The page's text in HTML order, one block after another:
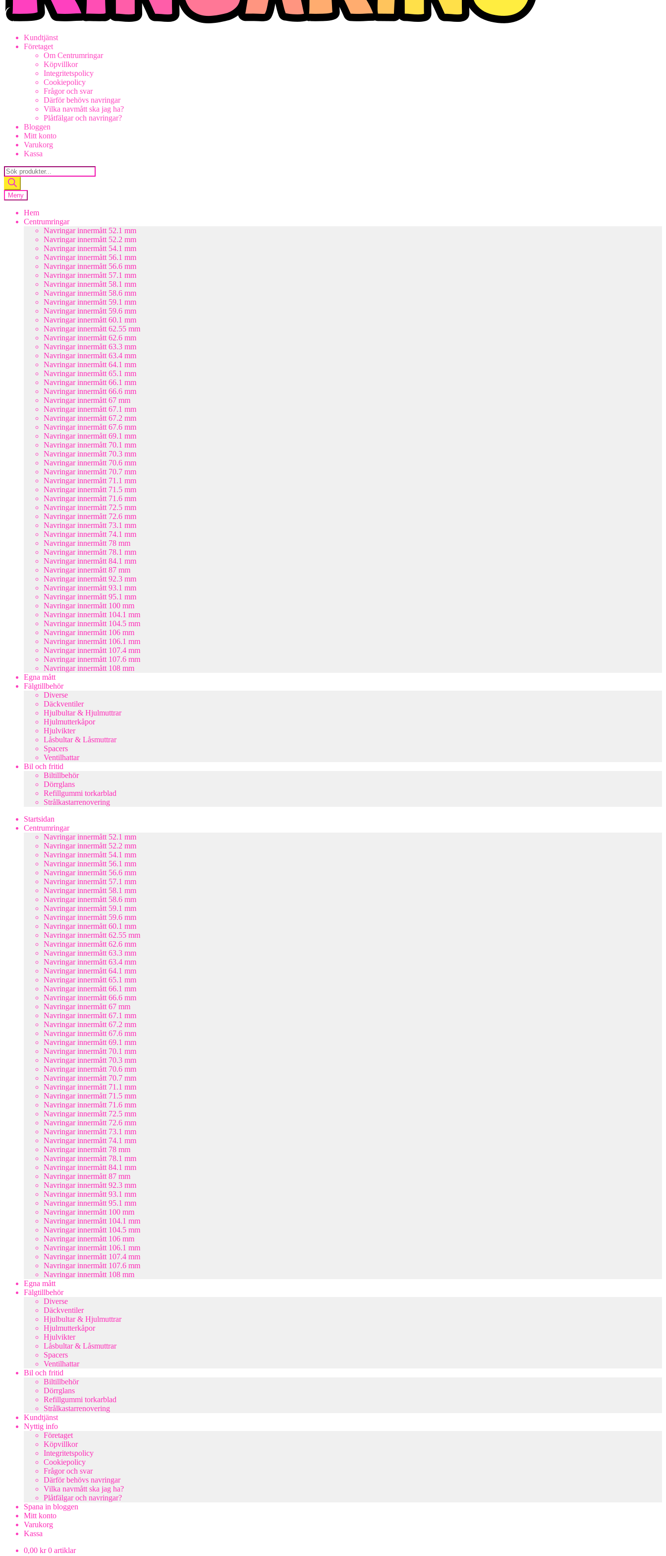
Kundtjänst
Företaget
Om Centrumringar
Köpvillkor
Integritetspolicy
Cookiepolicy
Frågor och svar
Därför behövs navringar
Vilka navmått ska jag ha?
Plåtfälgar och navringar?
Bloggen
Mitt konto
Varukorg
Kassa
Products
search
Meny
Hem
Centrumringar
Navringar innermått 52.1 mm
Navringar innermått 52.2 mm
Navringar innermått 54.1 mm
Navringar innermått 56.1 mm
Navringar innermått 56.6 mm
Navringar innermått 57.1 mm
Navringar innermått 58.1 mm
Navringar innermått 58.6 mm
Navringar innermått 59.1 mm
Navringar innermått 59.6 mm
Navringar innermått 60.1 mm
Navringar innermått 62.55 mm
Navringar innermått 62.6 mm
Navringar innermått 63.3 mm
Navringar innermått 63.4 mm
Navringar innermått 64.1 mm
Navringar innermått 65.1 mm
Navringar innermått 66.1 mm
Navringar innermått 66.6 mm
Navringar innermått 67 mm
Navringar innermått 67.1 mm
Navringar innermått 67.2 mm
Navringar innermått 67.6 mm
Navringar innermått 69.1 mm
Navringar innermått 70.1 mm
Navringar innermått 70.3 mm
Navringar innermått 70.6 mm
Navringar innermått 70.7 mm
Navringar innermått 71.1 mm
Navringar innermått 71.5 mm
Navringar innermått 71.6 mm
Navringar innermått 72.5 mm
Navringar innermått 72.6 mm
Navringar innermått 73.1 mm
Navringar innermått 74.1 mm
Navringar innermått 78 mm
Navringar innermått 78.1 mm
Navringar innermått 84.1 mm
Navringar innermått 87 mm
Navringar innermått 92.3 mm
Navringar innermått 93.1 mm
Navringar innermått 95.1 mm
Navringar innermått 100 mm
Navringar innermått 104.1 mm
Navringar innermått 104.5 mm
Navringar innermått 106 mm
Navringar innermått 106.1 mm
Navringar innermått 107.4 mm
Navringar innermått 107.6 mm
Navringar innermått 108 mm
Egna mått
Fälgtillbehör
Diverse
Däckventiler
Hjulbultar & Hjulmuttrar
Hjulmutterkåpor
Hjulvikter
Låsbultar & Låsmuttrar
Spacers
Ventilhattar
Bil och fritid
Biltillbehör
Dörrglans
Refillgummi torkarblad
Strålkastarrenovering
Startsidan
Centrumringar
Navringar innermått 52.1 mm
Navringar innermått 52.2 mm
Navringar innermått 54.1 mm
Navringar innermått 56.1 mm
Navringar innermått 56.6 mm
Navringar innermått 57.1 mm
Navringar innermått 58.1 mm
Navringar innermått 58.6 mm
Navringar innermått 59.1 mm
Navringar innermått 59.6 mm
Navringar innermått 60.1 mm
Navringar innermått 62.55 mm
Navringar innermått 62.6 mm
Navringar innermått 63.3 mm
Navringar innermått 63.4 mm
Navringar innermått 64.1 mm
Navringar innermått 65.1 mm
Navringar innermått 66.1 mm
Navringar innermått 66.6 mm
Navringar innermått 67 mm
Navringar innermått 67.1 mm
Navringar innermått 67.2 mm
Navringar innermått 67.6 mm
Navringar innermått 69.1 mm
Navringar innermått 70.1 mm
Navringar innermått 70.3 mm
Navringar innermått 70.6 mm
Navringar innermått 70.7 mm
Navringar innermått 71.1 mm
Navringar innermått 71.5 mm
Navringar innermått 71.6 mm
Navringar innermått 72.5 mm
Navringar innermått 72.6 mm
Navringar innermått 73.1 mm
Navringar innermått 74.1 mm
Navringar innermått 78 mm
Navringar innermått 78.1 mm
Navringar innermått 84.1 mm
Navringar innermått 87 mm
Navringar innermått 92.3 mm
Navringar innermått 93.1 mm
Navringar innermått 95.1 mm
Navringar innermått 100 mm
Navringar innermått 104.1 mm
Navringar innermått 104.5 mm
Navringar innermått 106 mm
Navringar innermått 106.1 mm
Navringar innermått 107.4 mm
Navringar innermått 107.6 mm
Navringar innermått 108 mm
Egna mått
Fälgtillbehör
Diverse
Däckventiler
Hjulbultar & Hjulmuttrar
Hjulmutterkåpor
Hjulvikter
Låsbultar & Låsmuttrar
Spacers
Ventilhattar
Bil och fritid
Biltillbehör
Dörrglans
Refillgummi torkarblad
Strålkastarrenovering
Kundtjänst
Nyttig info
Företaget
Köpvillkor
Integritetspolicy
Cookiepolicy
Frågor och svar
Därför behövs navringar
Vilka navmått ska jag ha?
Plåtfälgar och navringar?
Spana in bloggen
Mitt konto
Varukorg
Kassa
0,00 kr 0 artiklar